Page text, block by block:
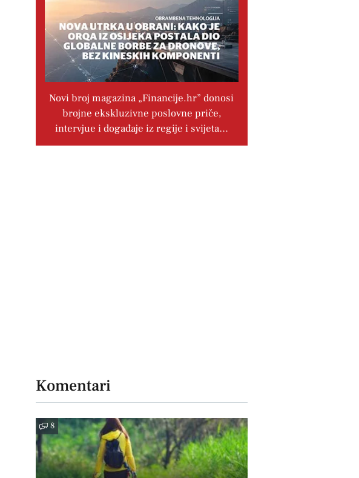
Novi broj magazina „Financije.hr” donosi
brojne ekskluzivne poslovne priče,
intervjue i događaje iz regije i svijeta…
Komentari
8